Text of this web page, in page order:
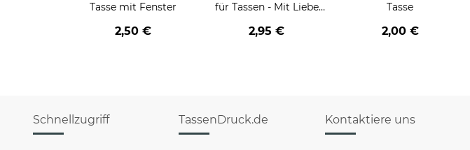
Tasse mit Fenster
2,50 €
für Tassen - Mit Liebe
2,95 €
Tasse
2,00 €
Schnellzugriff TassenDruck.de Kontaktiere uns